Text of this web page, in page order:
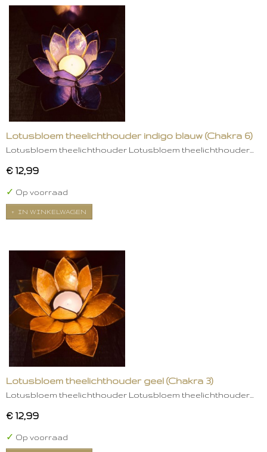
Lotusbloem theelichthouder indigo blauw (Chakra 6)
Lotusbloem theelichthouder Lotusbloem theelichthouder…
€ 12,99
✓ Op voorraad
IN WINKELWAGEN
Lotusbloem theelichthouder geel (Chakra 3)
Lotusbloem theelichthouder Lotusbloem theelichthouder…
€ 12,99
✓ Op voorraad